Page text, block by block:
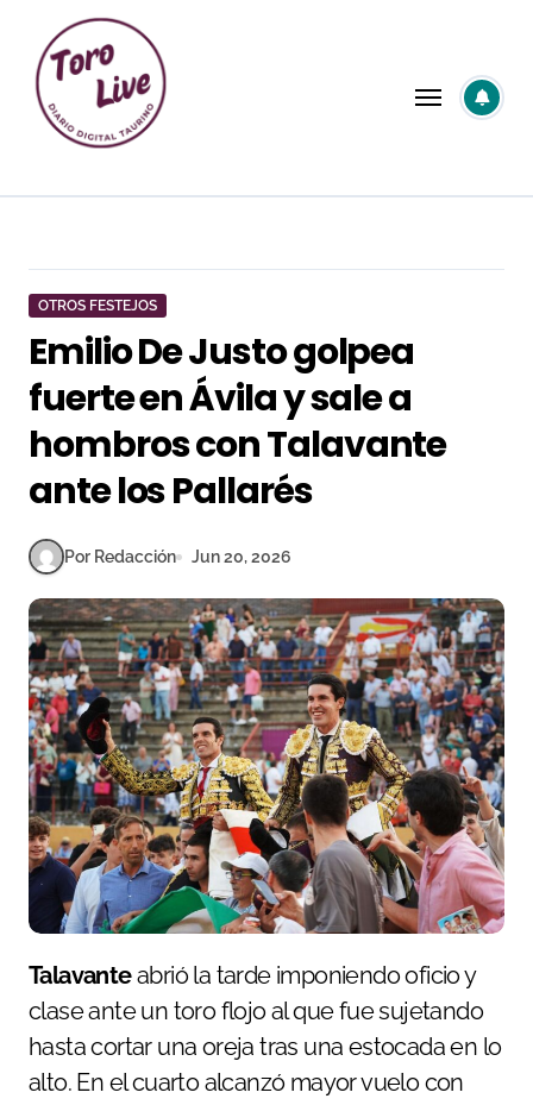
contenido
OTROS FESTEJOS
Emilio De Justo golpea
fuerte en Ávila y sale a
hombros con Talavante
ante los Pallarés
Por Redacción Jun 20, 2026
Talavanteabrió la tarde imponiendo oficio y
clase ante un toro flojo al que fue sujetando
hasta cortar una oreja tras una estocada en lo
alto. En el cuarto alcanzó mayor vuelo con